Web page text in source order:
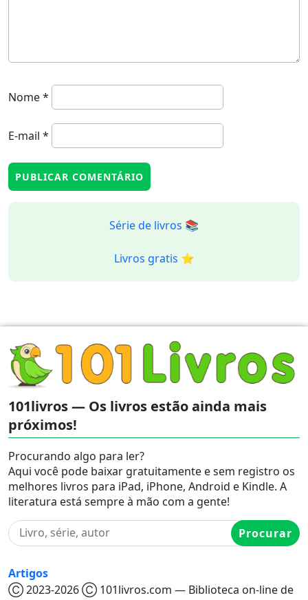
Nome*
E-mail *
Série de livros 📚
Livros gratis ⭐️
101livros — Os livros estão ainda mais
próximos!
Procurando algo para ler?
Aqui você pode baixar gratuitamente e sem registro os
melhores livros para iPad, iPhone, Android e Kindle. A
literatura está sempre à mão com a gente!
Procurar
Artigos
Ⓒ 2023-2026 Ⓒ 101livros.com — Biblioteca on-line de